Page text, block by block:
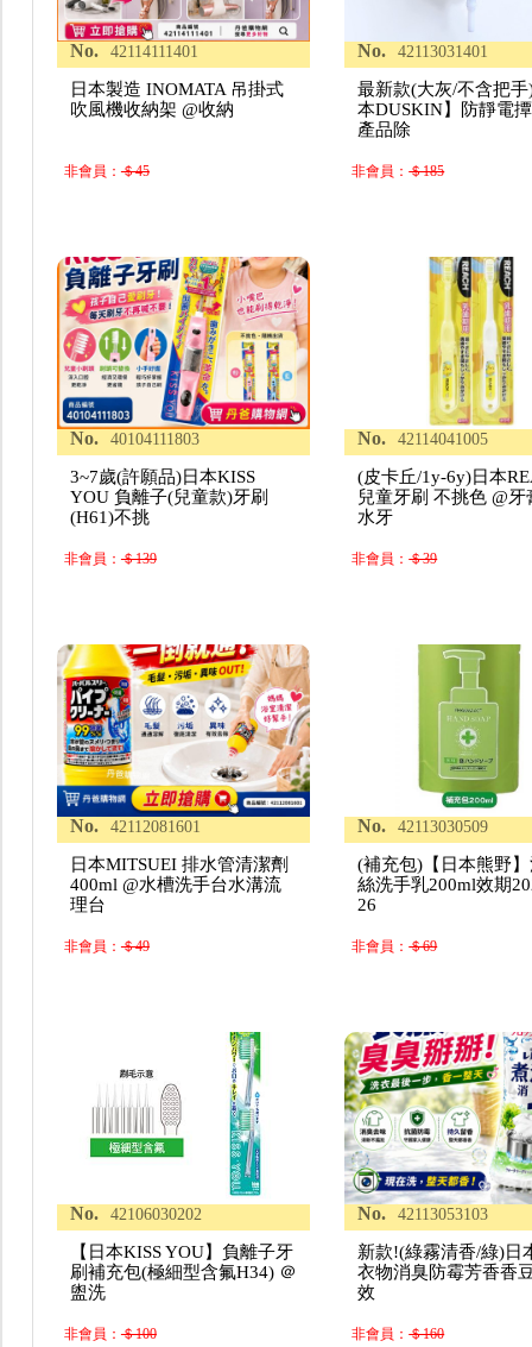
No. 42114111401
日本製造 INOMATA 吊掛式
吹風機收納架 @收納
非會員：＄45
No. 42113031401
最新款(大灰/不含把手
本DUSKIN】防靜電
產品除
非會員：＄185
No. 40104111803
3~7歲(許願品)日本KISS
YOU 負離子(兒童款)牙刷
(H61)不挑
非會員：＄139
No. 42114041005
(皮卡丘/1y-6y)日本
兒童牙刷 不挑色 @牙
水牙
非會員：＄39
No. 42112081601
日本MITSUEI 排水管清潔劑
400ml @水槽洗手台水溝流
理台
非會員：＄49
No. 42113030509
(補充包)【日本熊野
絲洗手乳200ml效期
26
非會員：＄69
No. 42106030202
【日本KISS YOU】負離子牙
刷補充包(極細型含氟H34) ＠
盥洗
非會員：＄100
No. 42113053103
新款!(綠霧清香/綠)日
衣物消臭防霉芳香香
效
非會員：＄160